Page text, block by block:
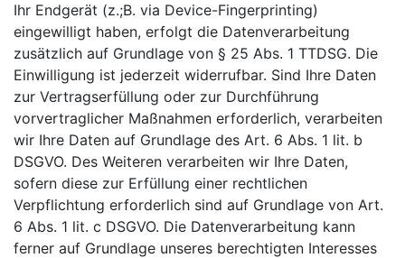
Ihr Endgerät (z.;B. via Device-Fingerprinting)
eingewilligt haben, erfolgt die Datenverarbeitung
zusätzlich auf Grundlage von § 25 Abs. 1 TTDSG. Die
Einwilligung ist jederzeit widerrufbar. Sind Ihre Daten
zur Vertragserfüllung oder zur Durchführung
vorvertraglicher Maßnahmen erforderlich, verarbeiten
wir Ihre Daten auf Grundlage des Art. 6 Abs. 1 lit. b
DSGVO. Des Weiteren verarbeiten wir Ihre Daten,
sofern diese zur Erfüllung einer rechtlichen
Verpflichtung erforderlich sind auf Grundlage von Art.
6 Abs. 1 lit. c DSGVO. Die Datenverarbeitung kann
ferner auf Grundlage unseres berechtigten Interesses